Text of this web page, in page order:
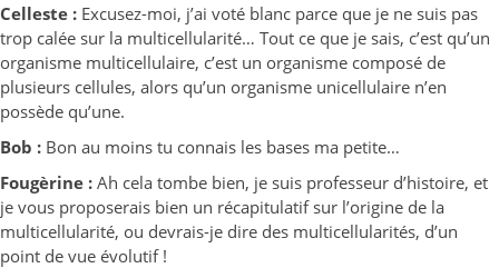
Celleste : Excusez-moi, j’ai voté blanc parce que je ne suis pas
trop calée sur la multicellularité… Tout ce que je sais, c’est qu’un
organisme multicellulaire, c’est un organisme composé de
plusieurs cellules, alors qu’un organisme unicellulaire n’en
possède qu’une.
Bob : Bon au moins tu connais les bases ma petite…
Fougèrine : Ah cela tombe bien, je suis professeur d’histoire, et
je vous proposerais bien un récapitulatif sur l’origine de la
multicellularité, ou devrais-je dire des multicellularités, d’un
point de vue évolutif !